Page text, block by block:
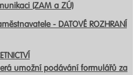
(ZAM a ZÚ)
- DATOVÉ ROZHRANÍ
umožní podávání formulářů za